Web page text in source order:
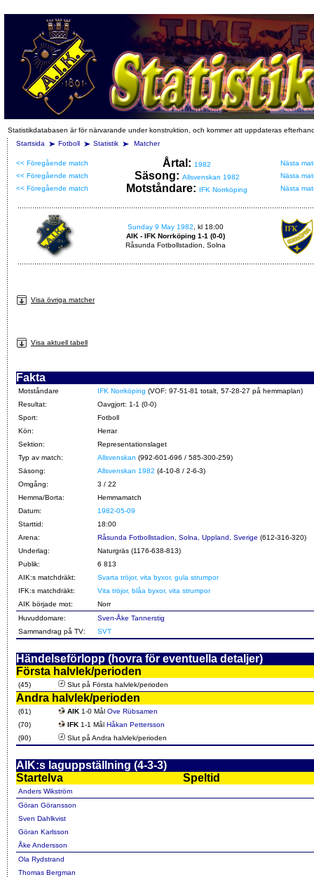
Statistikdatabasen är för närvarande under konstruktion, och kommer att uppdateras
Startsida
Fotboll Statistik Matcher
<< Föregående match Årtal: 1982
Nästa
<< Föregående match
Säsong: Allsvenskan 1982
Nästa
<< Föregående match
Motståndare: IFK Norrköping Nästa
Sunday 9 May 1982 , kl 18:00
AIK - IFK Norrköping 1-1 (0-0)
Råsunda Fotbollstadion, Solna
Visa övriga matcher
Visa aktuell tabell
Fakta
Motståndare IFK Norrköping (VOF: 97-51-81 totalt, 57-28-27 på hemmaplan)
Resultat:
Oavgjort: 1-1 (0-0)
Sport:
Fotboll
Kön:
Herrar
Sektion:
Representationslaget
Typ av match:
Allsvenskan (992-601-696 / 585-300-259)
Säsong:
Allsvenskan 1982 (4-10-8 / 2-6-3)
Omgång:
3 / 22
Hemma/Borta:
Hemmamatch
Datum:
1982-05-09
Starttid:
18:00
Arena:
Råsunda Fotbollstadion, Solna, Uppland, Sverige (612-316-320)
Underlag:
Naturgräs (1176-638-813)
Publik:
6 813
AIK:s matchdräkt:
Svarta tröjor, vita byxor, gula strumpor
IFK:s matchdräkt:
Vita tröjor, blåa byxor, vita strumpor
AIK började mot:
Norr
Huvuddomare:
Sven-Åke Tannerstig
Sammandrag på TV:
SVT
Händelseförlopp (hovra för eventuella detaljer)
Första halvlek/perioden
(45) Slut på Första halvlek/perioden
Andra halvlek/perioden
(61) AIK 1-0 Mål Ove Rübsamen
(70)
IFK 1-1 Mål Håkan Pettersson
(90)
Slut på Andra halvlek/perioden
AIK:s laguppställning (4-3-3)
Startelva
Speltid
Anders Wikström
Göran Göransson
Sven Dahlkvist
Göran Karlsson
Åke Andersson
Ola Rydstrand
Thomas Bergman